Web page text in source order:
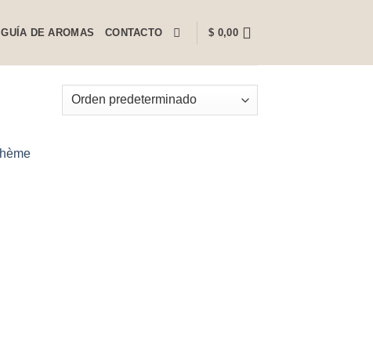
GUÍA DE AROMAS CONTACTO $ 0,00